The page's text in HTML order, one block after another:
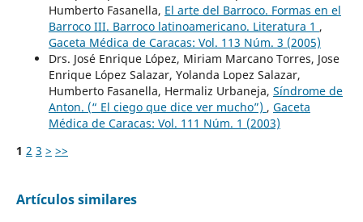
Humberto Fasanella, El arte del Barroco. Formas en el
Barroco III. Barroco latinoamericano. Literatura 1 ,
Gaceta Médica de Caracas: Vol. 113 Núm. 3 (2005)
Drs. José Enrique López, Miriam Marcano Torres, Jose
Enrique López Salazar, Yolanda Lopez Salazar,
Humberto Fasanella, Hermaliz Urbaneja, Síndrome de
Anton. (“ El ciego que dice ver mucho”) , Gaceta
Médica de Caracas: Vol. 111 Núm. 1 (2003)
1 2 3 > >>
Artículos similares